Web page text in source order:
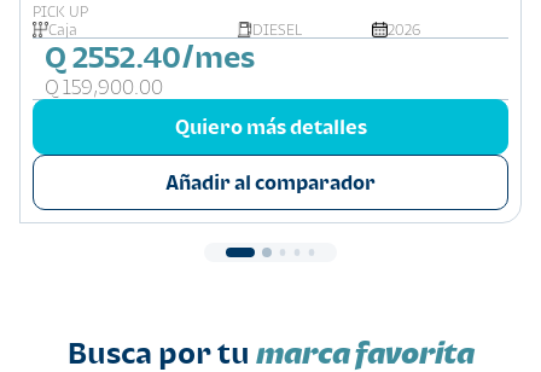
PICK UP
Caja
DIESEL 2026
Q 2552.40/mes
Q 159,900.00
Quiero más detalles
Añadir al comparador
Busca por tu marca favorita